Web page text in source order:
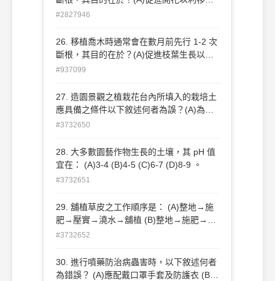
後觀賞(B)促進枝 葉生長以利達到需求樹型
吸收水分(D)減少根量將來移植 後可不用澆
水。
#2827946
26. 移植喬木時通常會在數月前先行 1-2 次
斷根，其目的在於？(A)促進枝葉生長以利
達到需求樹型(B)促進土球內 鬚根生長以利
植後觀賞(D)減少根量將來移植後可不用澆
水。
#937099
27. 造園景觀之植栽花台內所填入的栽培土
應具備之條件以下敘述何者為誤？(A)為求
降低成本可填入部分工程廢棄土 (B)物理性
足富含有機質 (D)需清潔不含病原、蟲卵、
雜草種子 。
#3732650
28. 大多數園藝作物生長的土壤，其 pH 值
宜在： (A)3-4 (B)4-5 (C)6-7 (D)8-9 。
#3732651
29. 舖植草皮之工作順序是： (A)整地→施
肥→壓實→澆水→舖植 (B)整地→施肥→舖
植→澆水→壓實 (C)整地→澆水→施肥→壓
水 。
#3732652
30. 進行噴藥防治病蟲害時，以下敘述何者
為錯誤？ (A)應配戴口罩手套及防護衣 (B)